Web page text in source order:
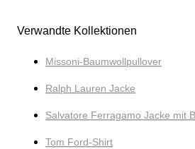
Verwandte Kollektionen
Missoni-Baumwollpullover
Ralph Lauren Jacke
Salvatore Ferragamo Jacke mit
Tom Ford-Shirt